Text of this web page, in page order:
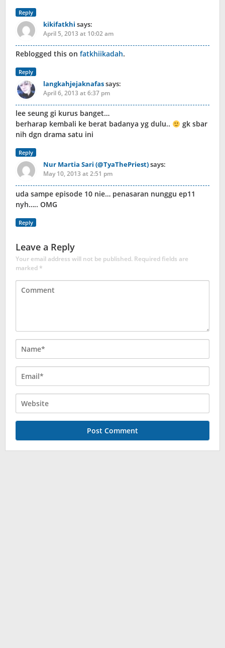
Reply
kikifatkhi says:
April 5, 2013 at 10:02 am
Reblogged this on fatkhiikadah.
Reply
langkahjejaknafassays:
April 6, 2013 at 6:37 pm
lee seung gi kurus banget…
berharap kembali ke berat badanya yg dulu..
gk sbar
nih dgn drama satu ini
Reply
Nur Martia Sari (@TyaThePriest)says:
May 10, 2013 at 2:51 pm
uda sampe episode 10 nie… penasaran nunggu ep11
nyh….. OMG
Reply
Leave a Reply
Your email address will not be published. Required fields are
marked*